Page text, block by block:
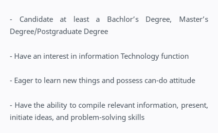
- Candidate at least a Bachlor’s Degree, Master’s
Degree/Postgraduate Degree
- Have an interest in information Technology function
- Eager to learn new things and possess can-do attitude
- Have the ability to compile relevant information, present,
initiate ideas, and problem-solving skills